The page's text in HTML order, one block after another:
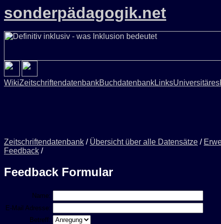
sonderpädagogik.net
WikiZeitschriftendatenbankBuchdatenbankLinksUniversitäres
Zeitschriftendatenbank / Übersicht über alle Datensätze /
Feedback /
Feedback Formular
Name:
E-Mail Adresse:
Betreff: